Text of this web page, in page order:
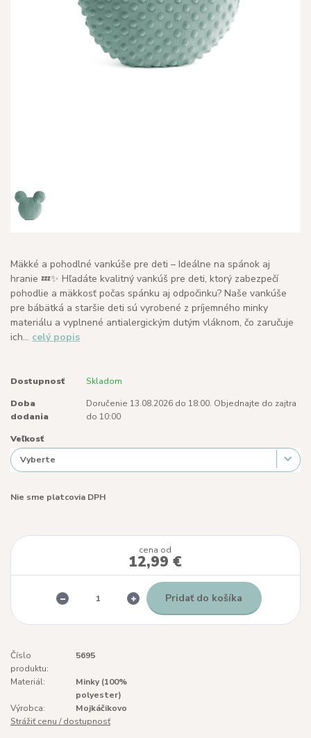
Mäkké a pohodlné vankúše pre deti – Ideálne na spánok aj
hranie 💤✨ Hľadáte kvalitný vankúš pre deti, ktorý zabezpečí
pohodlie a mäkkosť počas spánku aj odpočinku? Naše vankúše
pre bábätká a staršie deti sú vyrobené z príjemného minky
materiálu a vyplnené antialergickým dutým vláknom, čo zaručuje
ich... celý popis
Dostupnosť Skladom
Doba
dodania
Doručenie 13.08.2026 do 18:00. Objednajte do zajtra
do 10:00
Veľkosť
Nie sme platcovia DPH
cena od
12,99 €
Pridať do košíka
Číslo
produktu:
5695
Materiál:
Minky (100%
polyester)
Výrobca:
Mojkáčikovo
Strážiť cenu / dostupnosť